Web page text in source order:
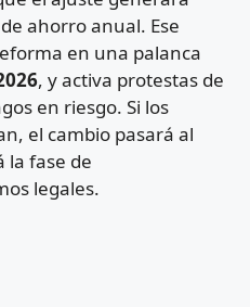
ahorro anual. Ese
en una palanca
, y activa protestas de
en riesgo. Si los
el cambio pasará al
la fase de
legales.